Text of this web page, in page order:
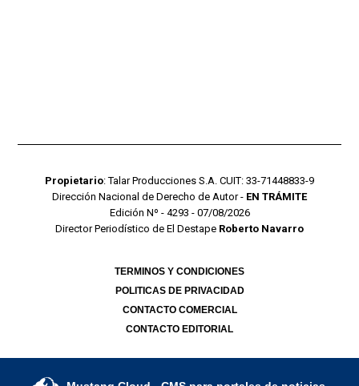
Propietario: Talar Producciones S.A. CUIT: 33-71448833-9
Dirección Nacional de Derecho de Autor - EN TRÁMITE
Edición Nº - 4293 - 07/08/2026
Director Periodístico de El Destape Roberto Navarro
TERMINOS Y CONDICIONES
POLITICAS DE PRIVACIDAD
CONTACTO COMERCIAL
CONTACTO EDITORIAL